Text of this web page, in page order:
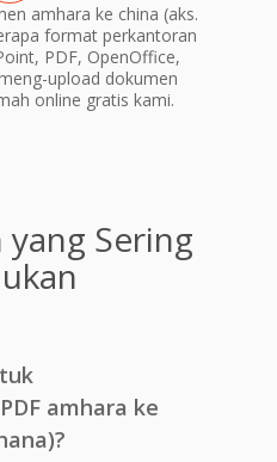
amhara ke china (aks.
format perkantoran
PDF, OpenOffice,
upload dokumen
online gratis kami.
Sering
amhara ke